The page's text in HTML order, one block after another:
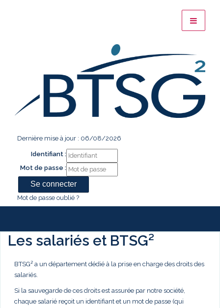
Dernière mise à jour : 06/08/2026
Identifiant :
Mot de passe :
Mot de passe oublié ?
Les salariés et BTSG²
BTSG² a un département dédié à la prise en charge des droits des
salariés.
Si la sauvegarde de ces droits est assurée par notre société,
chaque salarié reçoit un identifiant et un mot de passe (qui